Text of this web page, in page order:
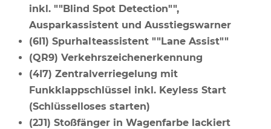
inkl. ""Blind Spot Detection"",
Ausparkassistent und Ausstiegswarner
(6I1) Spurhalteassistent ""Lane Assist""
(QR9) Verkehrszeichenerkennung
(4I7) Zentralverriegelung mit
Funkklappschlüssel inkl. Keyless Start
(Schlüsselloses starten)
(2J1) Stoßfänger in Wagenfarbe lackiert